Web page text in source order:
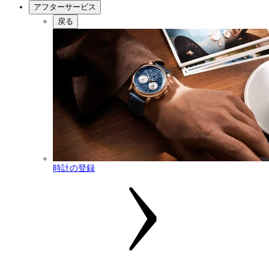
アフターサービス
戻る
時計の登録